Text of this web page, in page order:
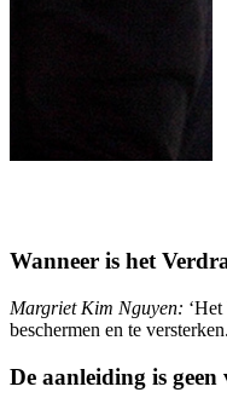
Wanneer is het
Margriet Kim Nguyen:
beschermen en te
De aanleiding is